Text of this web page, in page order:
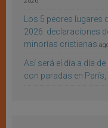
Los 5 peores lugares
2026: declaraciones
minorías cristianas
Así será el día a día
con paradas en